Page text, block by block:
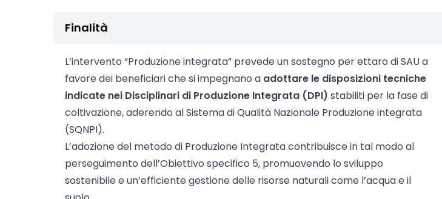
Finalità
L’intervento “Produzione integrata” prevede un sostegno per ettaro di SAU a
favore dei beneficiari che si impegnano a adottare le disposizioni tecniche
indicate nei Disciplinari di Produzione Integrata (DPI) stabiliti per la fase di
coltivazione, aderendo al Sistema di Qualità Nazionale Produzione integrata
(SQNPI).
L’adozione del metodo di Produzione Integrata contribuisce in tal modo al
perseguimento dell’Obiettivo specifico 5, promuovendo lo sviluppo
sostenibile e un’efficiente gestione delle risorse naturali come l’acqua e il